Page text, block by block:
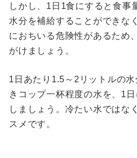
しかし、1日1食にすると食事
水分を補給することができな
におちいる危険性があるため
がけましょう。
1日あたり1.5～2リットルの
きコップ一杯程度の水を、1
しましょう。冷たい水ではな
スメです。